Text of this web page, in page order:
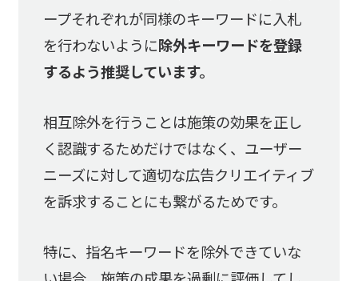
ープそれぞれが同様のキーワードに入札
を行わないように除外キーワードを登録
するよう推奨しています。
相互除外を行うことは施策の効果を正し
く認識するためだけではなく、ユーザー
ニーズに対して適切な広告クリエイティブ
を訴求することにも繋がるためです。
特に、指名キーワードを除外できていな